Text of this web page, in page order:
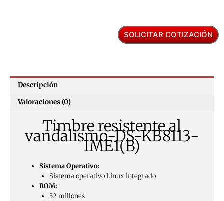
SOLICITAR COTIZACIÓN
Descripción
Valoraciones (0)
Timbre resistente al
vandalismo-DS-KB8113-
IME1(B)
Sistema Operativo:
Sistema operativo Linux integrado
ROM:
32 millones